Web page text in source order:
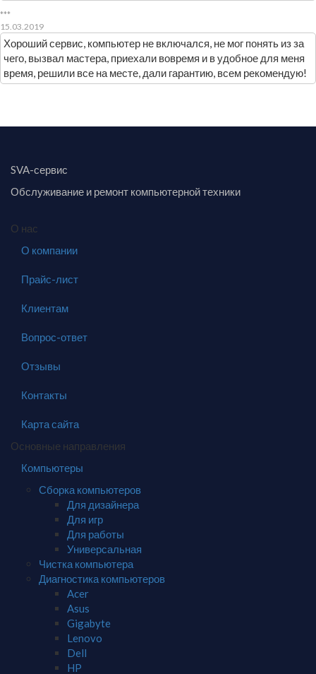
***
15.03.2019
Хороший сервис, компьютер не включался, не мог понять из за
чего, вызвал мастера, приехали вовремя и в удобное для меня
время, решили все на месте, дали гарантию, всем рекомендую!
SVA-сервис
Обслуживание и ремонт компьютерной техники
О нас
О компании
Прайс-лист
Клиентам
Вопрос-ответ
Отзывы
Контакты
Карта сайта
Основные направления
Компьютеры
Сборка компьютеров
Для дизайнера
Для игр
Для работы
Универсальная
Чистка компьютера
Диагностика компьютеров
Acer
Asus
Gigabyte
Lenovo
Dell
HP